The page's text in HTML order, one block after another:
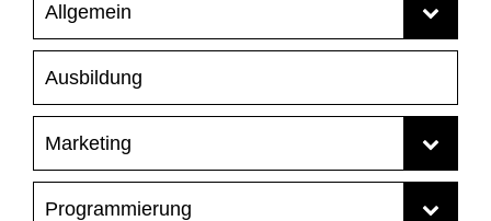
Allgemein
SEA
SEO
Webseite
Ausbildung
Marketing
Content Marketing
Programmierung